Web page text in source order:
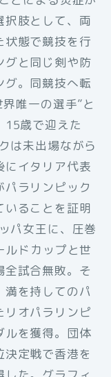
択肢として、両
状態で競技を行
グと同じ剣や防
グ。同競技へ転
唯一の選手”と
15歳で迎えた
は未出場ながら
にイタリア代表
ラリンピック
ることを証明
パ女王に、圧巻
ドカップと世
試合無敗。そ
を持してのパ
リオパラリンピ
ルを獲得。団体
定戦で香港を